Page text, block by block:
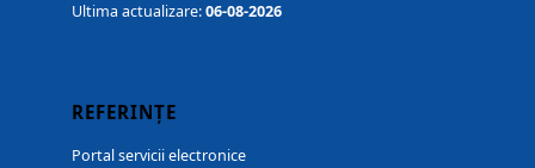
Ultima actualizare:06-08-2026
REFERINȚE
Portal servicii electronice